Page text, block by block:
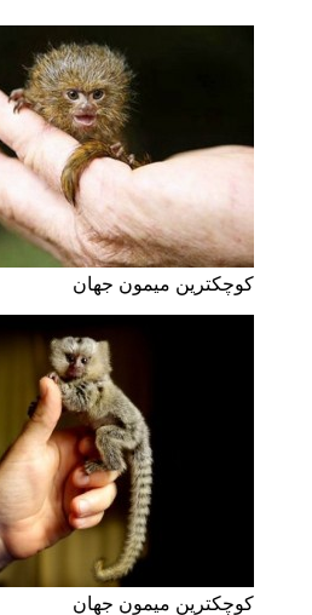
کوچکترین میمون جهان
کوچکترین میمون جهان